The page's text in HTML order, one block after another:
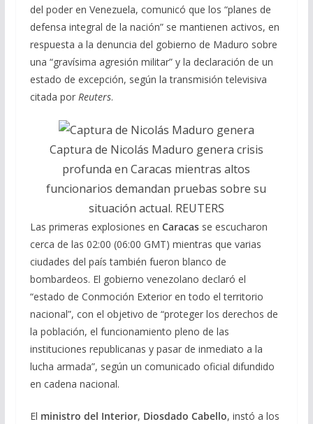
del poder en Venezuela, comunicó que los “planes de
defensa integral de la nación” se mantienen activos, en
respuesta a la denuncia del gobierno de Maduro sobre
una “gravísima agresión militar” y la declaración de un
estado de excepción, según la transmisión televisiva
citada por Reuters.
Captura de Nicolás Maduro genera crisis
profunda en Caracas mientras altos
funcionarios demandan pruebas sobre su
situación actual. REUTERS
Las primeras explosiones en Caracasse escucharon
cerca de las 02:00 (06:00 GMT) mientras que varias
ciudades del país también fueron blanco de
bombardeos. El gobierno venezolano declaró el
“estado de Conmoción Exterior en todo el territorio
nacional”, con el objetivo de “proteger los derechos de
la población, el funcionamiento pleno de las
instituciones republicanas y pasar de inmediato a la
lucha armada”, según un comunicado oficial difundido
en cadena nacional.
El ministro del Interior, Diosdado Cabello, instó a los